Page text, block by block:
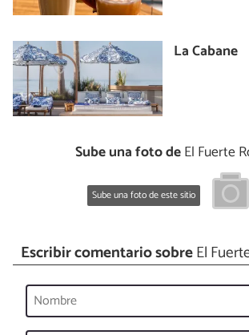
La Cabane
Sube una foto deEl Fuerte
Sube una foto de este sitio
Escribir comentario sobreEl